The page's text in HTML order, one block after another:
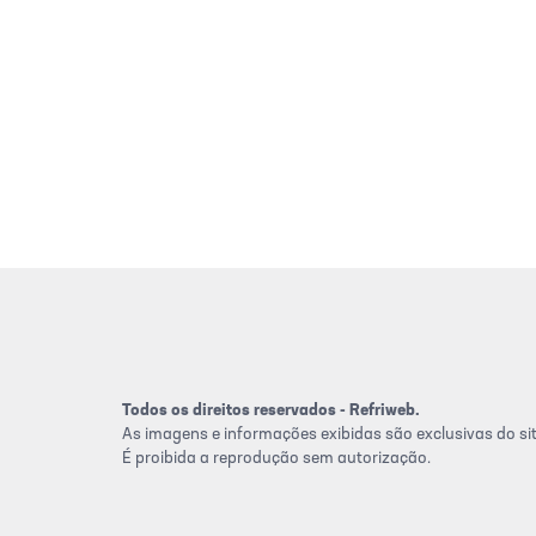
Todos os direitos reservados - Refriweb.
As imagens e informações exibidas são exclusivas do
É proibida a reprodução sem autorização.